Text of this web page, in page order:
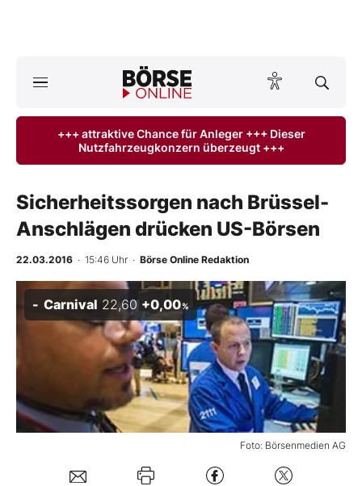
Anlageprodukte
Finanz-Check
Abo & Shop
Experten
Mein B:O
Mein Konto
+++ attraktive Chance für Anleger +++ Dieser
Nutzfahrzeugkonzern überzeugt +++
Sicherheitssorgen nach Brüssel-
Anschlägen drücken US-Börsen
22.03.2016 · 15:46 Uhr · Börse Online Redaktion
Foto: Börsenmedien AG
Carnival 22,60 +0,00%